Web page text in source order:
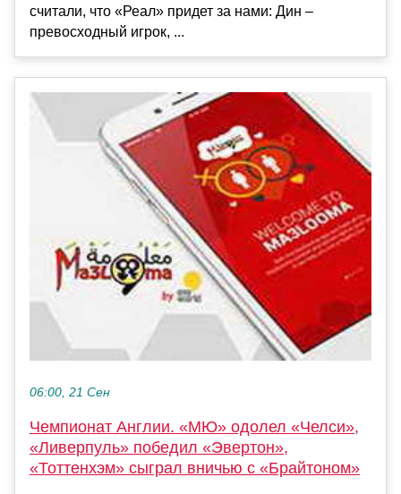
считали, что «Реал» придет за нами: Дин –
превосходный игрок, ...
06:00, 21 Сен
Чемпионат Англии. «МЮ» одолел «Челси»,
«Ливерпуль» победил «Эвертон»,
«Тоттенхэм» сыграл вничью с «Брайтоном»